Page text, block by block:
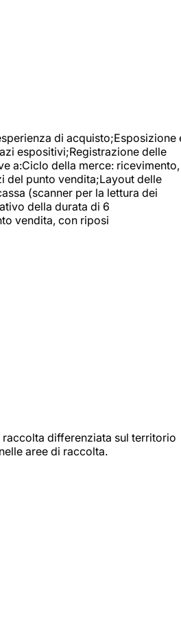
di acquisto;Esposizione
espositivi;Registrazione delle
a:Ciclo della merce: ricevimento,
del punto vendita;Layout delle
(scanner per la lettura dei
della durata di 6
vendita, con riposi
differenziata sul territorio
aree di raccolta.